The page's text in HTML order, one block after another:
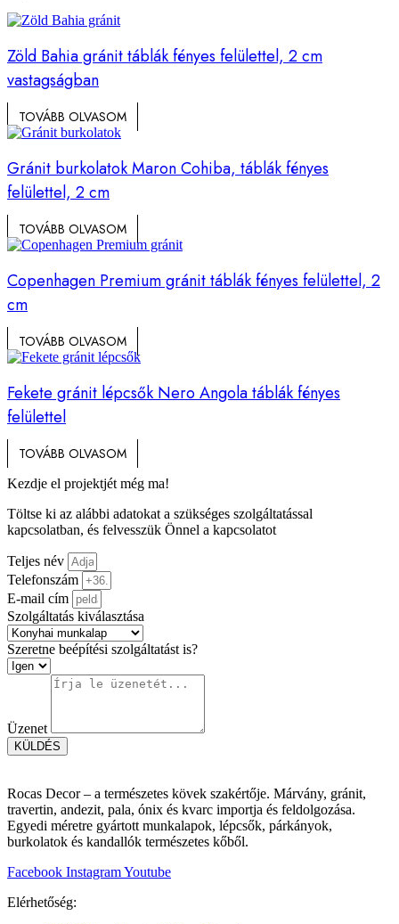
Zöld Bahia gránit táblák fényes felülettel, 2 cm
vastagságban
TOVÁBB OLVASOM
Gránit burkolatok Maron Cohiba, táblák fényes
felülettel, 2 cm
TOVÁBB OLVASOM
Copenhagen Premium gránit táblák fényes felülettel, 2
cm
TOVÁBB OLVASOM
Fekete gránit lépcsők Nero Angola táblák fényes
felülettel
TOVÁBB OLVASOM
Kezdje el projektjét még ma!
Töltse ki az alábbi adatokat a szükséges szolgáltatással
kapcsolatban, és felvesszük Önnel a kapcsolatot
Teljes név
Telefonszám
E-mail cím
Szolgáltatás kiválasztása
Szeretne beépítési szolgáltatást is?
Üzenet
KÜLDÉS
Rocas Decor – a természetes kövek szakértője. Márvány, gránit,
travertin, andezit, pala, ónix és kvarc importja és feldolgozása.
Egyedi méretre gyártott munkalapok, lépcsők, párkányok,
burkolatok és kandallók természetes kőből.
Facebook InstagramYoutube
Elérhetőség: